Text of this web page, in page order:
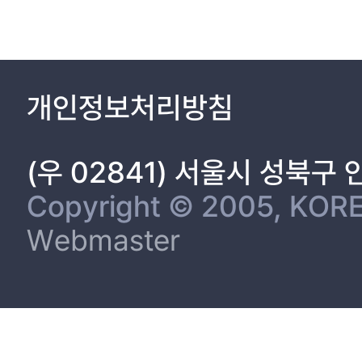
개인정보처리방침
(우 02841) 서울시 성북구
Copyright © 2005,
Webmaster